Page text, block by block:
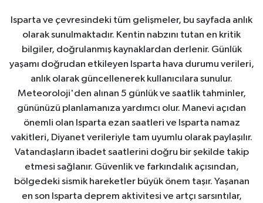
Isparta ve çevresindeki tüm gelişmeler, bu sayfada anlık
olarak sunulmaktadır. Kentin nabzını tutan en kritik
bilgiler, doğrulanmış kaynaklardan derlenir. Günlük
yaşamı doğrudan etkileyen Isparta hava durumu verileri,
anlık olarak güncellenerek kullanıcılara sunulur.
Meteoroloji'den alınan 5 günlük ve saatlik tahminler,
gününüzü planlamanıza yardımcı olur. Manevi açıdan
önemli olan Isparta ezan saatleri ve Isparta namaz
vakitleri, Diyanet verileriyle tam uyumlu olarak paylaşılır.
Vatandaşların ibadet saatlerini doğru bir şekilde takip
etmesi sağlanır. Güvenlik ve farkındalık açısından,
bölgedeki sismik hareketler büyük önem taşır. Yaşanan
en son Isparta deprem aktivitesi ve artçı sarsıntılar,